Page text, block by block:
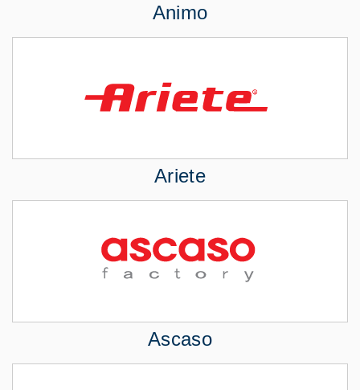
Animo
Ariete
Ascaso